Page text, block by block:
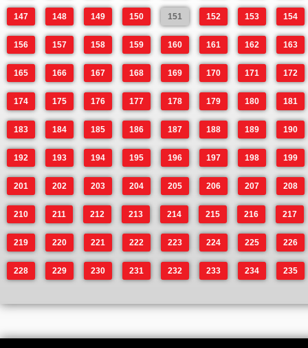
147 148 149 150 151 152 153 154
156 157 158 159 160 161 162 163
165 166 167 168 169 170 171 172
174 175 176 177 178 179 180 181
183 184 185 186 187 188 189 190
192 193 194 195 196 197 198 199
201 202 203 204 205 206 207 208
210 211 212 213 214 215 216 217
219 220 221 222 223 224 225 226
228 229 230 231 232 233 234 235